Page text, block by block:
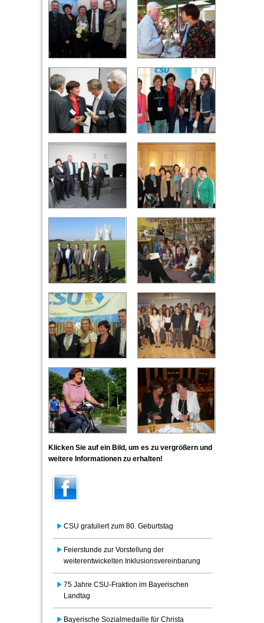
Klicken Sie auf ein Bild, um es zu vergrößern und
weitere Informationen zu erhalten!
CSU gratuliert zum 80. Geburtstag
Feierstunde zur Vorstellung der
weiterentwickelten Inklusionsvereinbarung
75 Jahre CSU-Fraktion im Bayerischen
Landtag
Bayerische Sozialmedaille für Christa